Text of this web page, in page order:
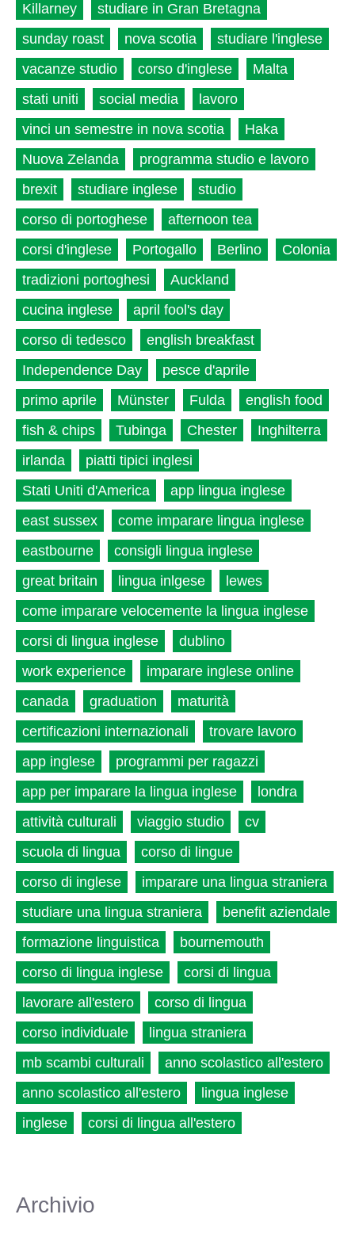
Killarney
studiare in Gran Bretagna
sunday roast
nova scotia
studiare l'inglese
vacanze studio
corso d'inglese
Malta
stati uniti
social media
lavoro
vinci un semestre in nova scotia
Haka
Nuova Zelanda
programma studio e lavoro
brexit
studiare inglese
studio
corso di portoghese
afternoon tea
corsi d'inglese
Portogallo Berlino
Colonia
tradizioni portoghesi
Auckland
cucina inglese
april fool's day
corso di tedesco
english breakfast
Independence Day
pesce d'aprile
primo aprile
Münster Fulda
english food
fish & chips
Tubinga Chester
Inghilterra
irlanda
piatti tipici inglesi
Stati Uniti d'America
app lingua inglese
east sussex
come imparare lingua inglese
eastbourne
consigli lingua inglese
great britain
lingua inlgese
lewes
come imparare velocemente la lingua inglese
corsi di lingua inglese
dublino
work experience
imparare inglese online
canada
graduation
maturità
certificazioni internazionali
trovare lavoro
app inglese
programmi per ragazzi
app per imparare la lingua inglese
londra
attività culturali
viaggio studio
cv
scuola di lingua
corso di lingue
corso di inglese
imparare una lingua straniera
studiare una lingua straniera
benefit aziendale
formazione linguistica
bournemouth
corso di lingua inglese
corsi di lingua
lavorare all'estero
corso di lingua
corso individuale
lingua straniera
mb scambi culturali
anno scolastico all'estero
anno scolastico all'estero
lingua inglese
inglese
corsi di lingua all'estero
Archivio